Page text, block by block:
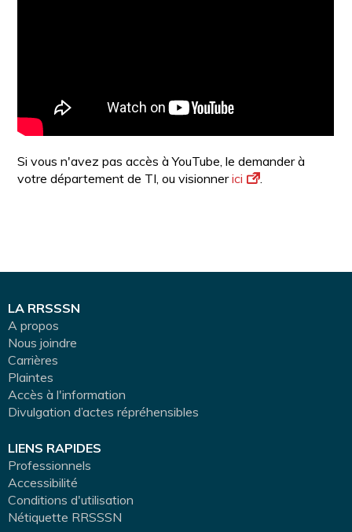
Si vous n'avez pas accès à YouTube, le demander à
votre département de TI, ou visionnerici .
LA RRSSSN
A propos
Nous joindre
Carrières
Plaintes
Accès à l'information
Divulgation d’actes répréhensibles
LIENS RAPIDES
Professionnels
Accessibilité
Conditions d'utilisation
Nétiquette RRSSSN